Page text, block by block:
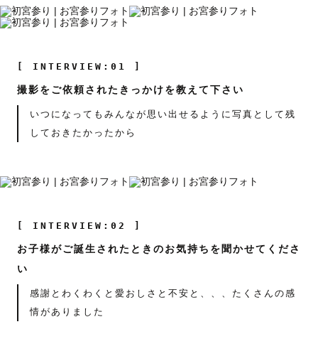
[ INTERVIEW:01 ]
撮影をご依頼されたきっかけを教えて下さい
いつになってもみんなが思い出せるように写真として残
しておきたかったから
[ INTERVIEW:02 ]
お子様がご誕生されたときのお気持ちを聞かせてくださ
い
感謝とわくわくと愛おしさと不安と、、、たくさんの感
情がありました